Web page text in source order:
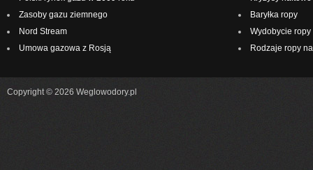
Zasoby gazu ziemnego
Nord Stream
Umowa gazowa z Rosją
Baryłka ropy
Wydobycie
Rodzaje ropy
Copyright © 2026 Weglowodory.pl